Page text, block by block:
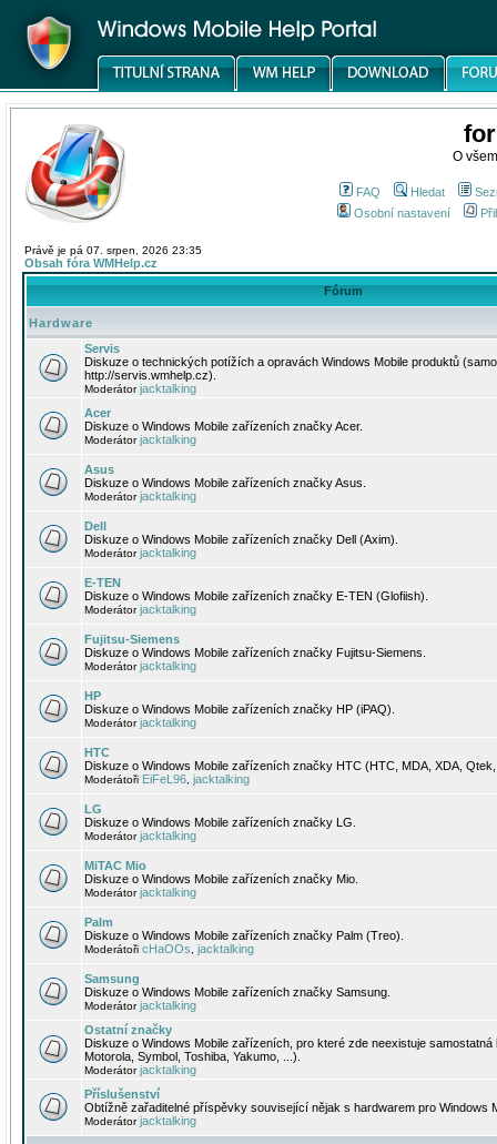
O
FAQ Hledat
Osobní nastavení
Právě je pá 07. srpen, 2026 23:35
Obsah fóra WMHelp.cz
Fórum
Hardware
Servis
Diskuze o technických potížích a opravách Windows Mobile produktů
http://servis.wmhelp.cz).
Moderátorjacktalking
Acer
Diskuze o Windows Mobile zařízeních značky Acer.
Moderátorjacktalking
Asus
Diskuze o Windows Mobile zařízeních značky Asus.
Moderátorjacktalking
Dell
Diskuze o Windows Mobile zařízeních značky Dell (Axim).
Moderátorjacktalking
E-TEN
Diskuze o Windows Mobile zařízeních značky E-TEN (Glofiish).
Moderátorjacktalking
Fujitsu-Siemens
Diskuze o Windows Mobile zařízeních značky Fujitsu-Siemens.
Moderátorjacktalking
HP
Diskuze o Windows Mobile zařízeních značky HP (iPAQ).
Moderátorjacktalking
HTC
Diskuze o Windows Mobile zařízeních značky HTC (HTC, MDA, XDA,
Moderátoři EiFeL96 jacktalking
LG
Diskuze o Windows Mobile zařízeních značky LG.
Moderátorjacktalking
MiTAC Mio
Diskuze o Windows Mobile zařízeních značky Mio.
Moderátorjacktalking
Palm
Diskuze o Windows Mobile zařízeních značky Palm (Treo).
Moderátoři cHaOOs jacktalking
Samsung
Diskuze o Windows Mobile zařízeních značky Samsung.
Moderátorjacktalking
Ostatní značky
Diskuze o Windows Mobile zařízeních, pro které zde neexistuje
Motorola, Symbol, Toshiba, Yakumo, ...).
Moderátorjacktalking
Příslušenství
Obtížně zařaditelné příspěvky související nějak s hardwarem pro Windows
Moderátorjacktalking